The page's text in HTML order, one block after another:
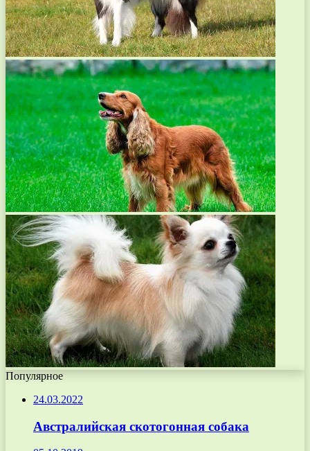
Популярное
24.03.2022
Австралийская скотогонная собака